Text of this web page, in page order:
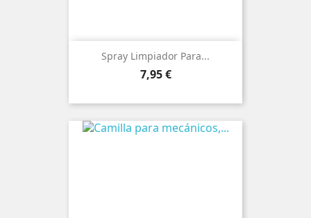
Spray Limpiador Para...
Precio
7,95 €